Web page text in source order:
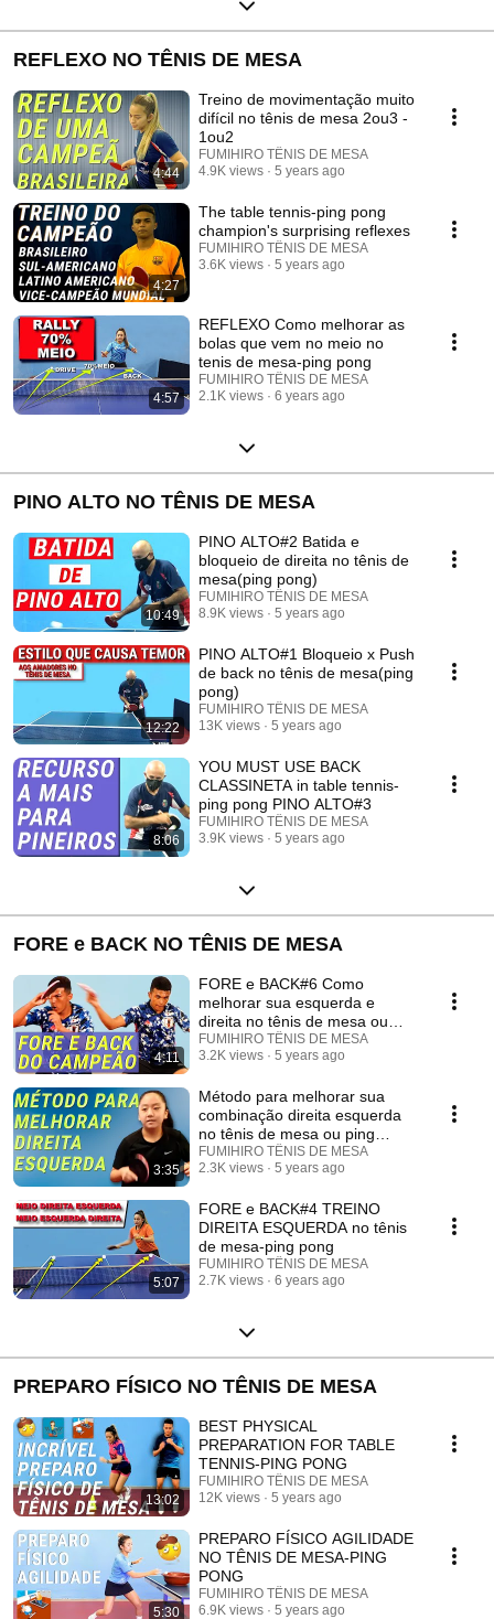
REFLEXO NO TÊNIS DE MESA
4:44
Treino de movimentação muito
difícil no tênis de mesa 2ou3 -
1ou2
FUMIHIRO TÊNIS DE MESA
4.9K views
5 years ago
4:27
The table tennis-ping pong
champion's surprising reflexes
FUMIHIRO TÊNIS DE MESA
3.6K views
5 years ago
4:57
REFLEXO Como melhorar as
bolas que vem no meio no
tenis de mesa-ping pong
FUMIHIRO TÊNIS DE MESA
2.1K views
6 years ago
PINO ALTO NO TÊNIS DE MESA
10:49
PINO ALTO#2 Batida e
bloqueio de direita no tênis de
mesa(ping pong)
FUMIHIRO TÊNIS DE MESA
8.9K views
5 years ago
12:22
PINO ALTO#1 Bloqueio x Push
de back no tênis de mesa(ping
pong)
FUMIHIRO TÊNIS DE MESA
13K views
5 years ago
8:06
YOU MUST USE BACK
CLASSINETA in table tennis-
ping pong PINO ALTO#3
FUMIHIRO TÊNIS DE MESA
3.9K views
5 years ago
FORE e BACK NO TÊNIS DE MESA
4:11
FORE e BACK#6 Como
melhorar sua esquerda e
direita no tênis de mesa ou
ping pong(Back-Meio-Direita)
FUMIHIRO TÊNIS DE MESA
3.2K views
5 years ago
3:35
Método para melhorar sua
combinação direita esquerda
no tênis de mesa ou ping
pong-3&1 FORE e BACK#5
FUMIHIRO TÊNIS DE MESA
2.3K views
5 years ago
5:07
FORE e BACK#4 TREINO
DIREITA ESQUERDA no tênis
de mesa-ping pong
FUMIHIRO TÊNIS DE MESA
2.7K views
6 years ago
PREPARO FÍSICO NO TÊNIS DE MESA
13:02
BEST PHYSICAL
PREPARATION FOR TABLE
TENNIS-PING PONG
FUMIHIRO TÊNIS DE MESA
12K views
5 years ago
5:30
PREPARO FÍSICO AGILIDADE
NO TÊNIS DE MESA-PING
PONG
FUMIHIRO TÊNIS DE MESA
6.9K views
5 years ago